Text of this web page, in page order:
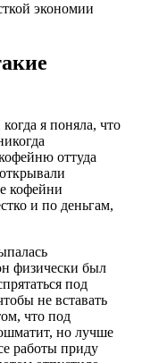
экономии
я поняла, что
оттуда
кофейни
и по деньгам,
физически был
под
не вставать
что под
но лучше
работы приду